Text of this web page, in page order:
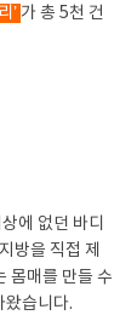
’ 가 총 5천 건
에 없던 바디
방을 직접 제
몸매를 만들 수
왔습니다.